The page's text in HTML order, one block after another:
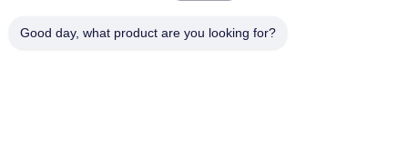
Good day, what product are you looking for?